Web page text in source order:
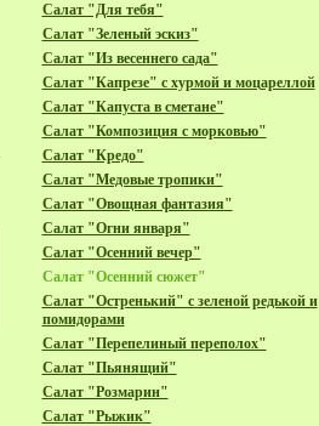
Салат "Для тебя"
Салат "Зеленый эскиз"
Салат "Из весеннего сада"
Салат "Капрезе" с хурмой и моцареллой
Салат "Капуста в сметане"
Салат "Композиция с морковью"
Салат "Кредо"
Салат "Медовые тропики"
Салат "Овощная фантазия"
Салат "Огни января"
Салат "Осенний вечер"
Салат "Осенний сюжет"
Салат "Остренький" с зеленой редькой и
помидорами
Салат "Перепелиный переполох"
Салат "Пьянящий"
Салат "Розмарин"
Салат "Рыжик"